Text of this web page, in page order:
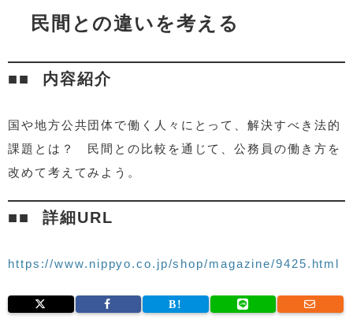
民間との違いを考える
内容紹介
国や地方公共団体で働く人々にとって、解決すべき法的
課題とは？ 民間との比較を通じて、公務員の働き方を
改めて考えてみよう。
詳細URL
https://www.nippyo.co.jp/shop/magazine/9425.html